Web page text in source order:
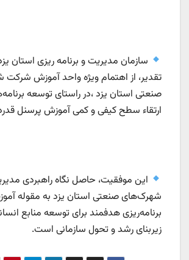
سازمان مدیریت و برنامه ریزی استان
تقدیر، از اهتمام ویژه واحد آموزش شرکت
صنعتی استان یزد ،در راستای توسعه
ارتقاء سطح کیفی و کمی آموزش پرسنل
این موفقیت، حاصل نگاه راهبردی
شهرک‌های صنعتی استان یزد به مقوله
برنامه‌ریزی هدفمند برای توسعه منابع
زیربنای رشد و تحول سازمانی است.